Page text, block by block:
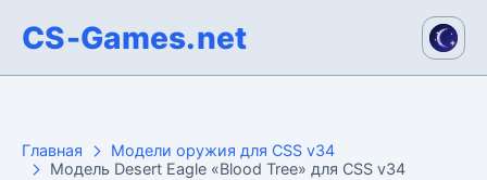
CS-Games.net
Главная
Модели оружия для CSS v34
Модель Desert Eagle «Blood Tree» для CSS v34